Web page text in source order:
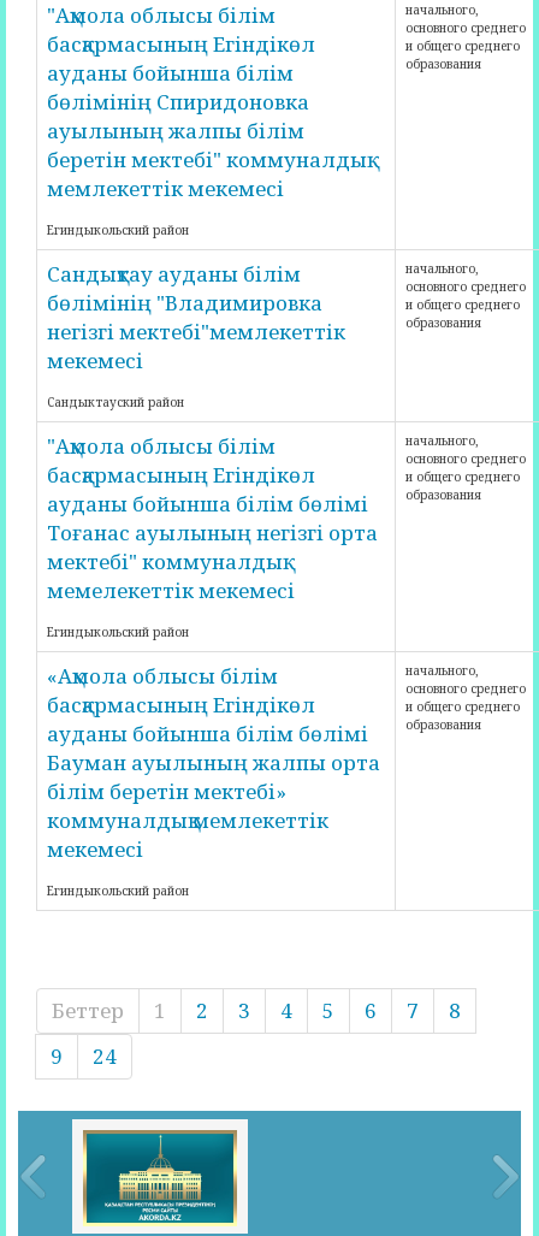
"Ақмола облысы білім
басқармасының Егіндікөл
ауданы бойынша білім
бөлімінің Спиридоновка
ауылының жалпы білім
беретін мектебі" коммуналдық
мемлекеттік мекемесі
Егиндыкольский район
начального,
основного среднего
и общего среднего
образования
Сандықтау ауданы білім
бөлімінің "Владимировка
негізгі мектебі"мемлекеттік
мекемесі
Сандыктауский район
начального,
основного среднего
и общего среднего
образования
"Ақмола облысы білім
басқармасының Егіндікөл
ауданы бойынша білім бөлімі
Тоғанас ауылының негізгі орта
мектебі" коммуналдық
мемелекеттік мекемесі
Егиндыкольский район
начального,
основного среднего
и общего среднего
образования
«Ақмола облысы білім
басқармасының Егіндікөл
ауданы бойынша білім бөлімі
Бауман ауылының жалпы орта
білім беретін мектебі»
коммуналдық мемлекеттік
мекемесі
Егиндыкольский район
начального,
основного среднего
и общего среднего
образования
Беттер 1 2 3 4 5 6 7
8
9
24